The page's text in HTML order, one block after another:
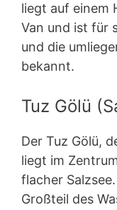
liegt auf einem
Van und ist für
und die
bekannt.
Tuz Gölü
Der Tuz Gölü,
liegt im
flacher
Großteil des